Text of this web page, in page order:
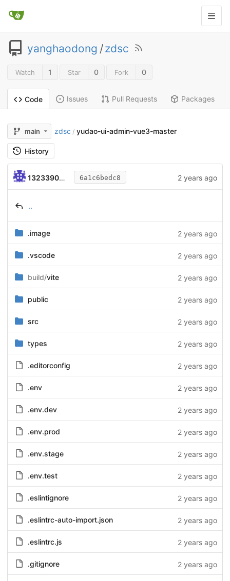
yanghaodong /zdsc
Watch 1 Star 0 Fork 0
Code Issues Pull Requests Packages
main zdsc / yudao-ui-admin-vue3-master
History
13233904609 6a1c6bedc8 2 years ago
..
.image 2 years ago
.vscode 2 years ago
build/vite 2 years ago
public 2 years ago
src 2 years ago
types 2 years ago
.editorconfig 2 years ago
.env 2 years ago
.env.dev 2 years ago
.env.prod 2 years ago
.env.stage 2 years ago
.env.test 2 years ago
.eslintignore 2 years ago
.eslintrc-auto-import.json 2 years ago
.eslintrc.js 2 years ago
.gitignore 2 years ago